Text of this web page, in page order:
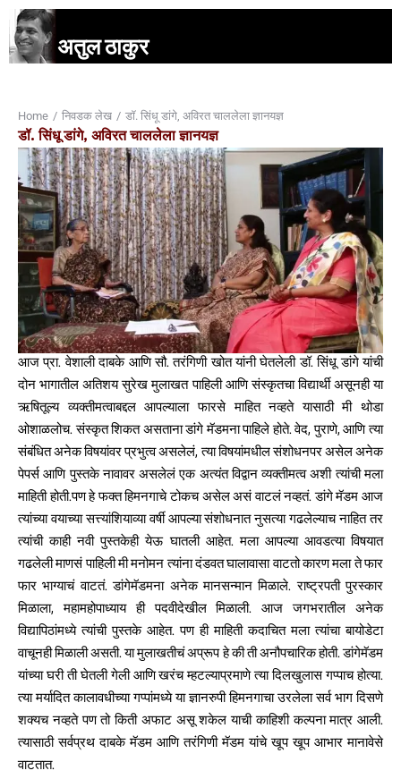
अतुल ठाकुर
You are here:
Home निवडक लेख डॉ. सिंधू डांगे, अविरत चाललेला ज्ञानयज्ञ
डॉ. सिंधू डांगे, अविरत चाललेला ज्ञानयज्ञ
आज प्रा. वेशाली दाबके आणि सौ. तरंगिणी खोत यांनी घेतलेली डॉ. सिंधू डांगे यांची
दोन भागातील अतिशय सुरेख मुलाखत पाहिली आणि संस्कृतचा विद्यार्थी असूनही या
ऋषितूल्य व्यक्तीमत्वाबद्दल आपल्याला फारसे माहित नव्हते यासाठी मी थोडा
ओशाळलोच. संस्कृत शिकत असताना डांगे मॅडमना पाहिले होते. वेद, पुराणे, आणि त्या
संबंधित अनेक विषयांवर प्रभुत्व असलेलं, त्या विषयांमधील संशोधनपर असेल अनेक
पेपर्स आणि पुस्तके नावावर असलेलं एक अत्यंत विद्वान व्यक्तीमत्व अशी त्यांची मला
माहिती होती.पण हे फक्त हिमनगाचे टोकच असेल असं वाटलं नव्हतं. डांगे मॅडम आज
त्यांच्या वयाच्या सत्त्यांशियाव्या वर्षी आपल्या संशोधनात नुसत्या गढलेल्याच नाहित तर
त्यांची काही नवी पुस्तकेही येऊ घातली आहेत. मला आपल्या आवडत्या विषयात
गढलेली माणसं पाहिली मी मनोमन त्यांना दंडवत घालावासा वाटतो कारण मला ते फार
फार भाग्याचं वाटतं. डांगेमॅडमना अनेक मानसन्मान मिळाले. राष्ट्रपती पुरस्कार
मिळाला, महामहोपाध्याय ही पदवीदेखील मिळाली. आज जगभरातील अनेक
विद्यापिठांमध्ये त्यांची पुस्तके आहेत. पण ही माहिती कदाचित मला त्यांचा बायोडेटा
वाचूनही मिळाली असती. या मुलाखतीचं अप्रूप हे की ती अनौपचारिक होती. डांगेमॅडम
यांच्या घरी ती घेतली गेली आणि खरंच म्हटल्याप्रमाणे त्या दिलखुलास गप्पाच होत्या.
त्या मर्यादित कालावधीच्या गप्पांमध्ये या ज्ञानरुपी हिमनगाचा उरलेला सर्व भाग दिसणे
शक्यच नव्हते पण तो किती अफाट असू शकेल याची काहिशी कल्पना मात्र आली.
त्यासाठी सर्वप्रथ दाबके मॅडम आणि तरंगिणी मॅडम यांचे खूप खूप आभार मानावेसे
वाटतात.